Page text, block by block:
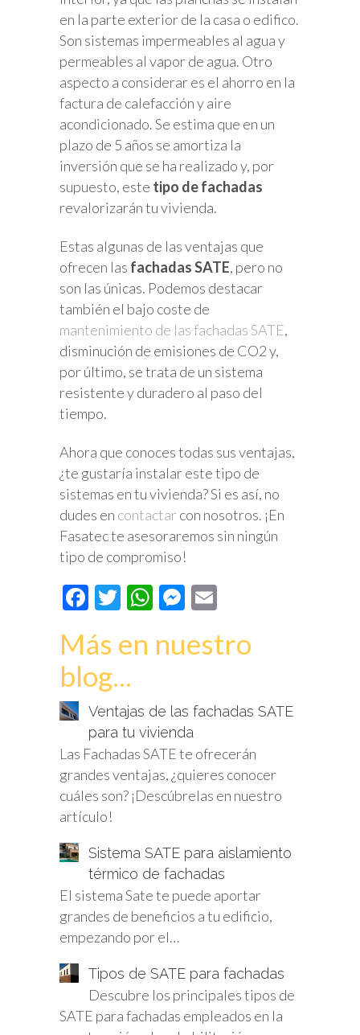
en la parte exterior de la casa o edifico.
Son sistemas impermeables al agua y
permeables al vapor de agua. Otro
aspecto a considerar es el ahorro en la
factura de calefacción y aire
acondicionado. Se estima que en un
plazo de 5 años se amortiza la
inversión que se ha realizado y, por
supuesto, este tipo de fachadas
revalorizarán tu vivienda.
Estas algunas de las ventajas que
ofrecen las fachadas SATE, pero no
son las únicas. Podemos destacar
también el bajo coste de
mantenimiento de las fachadas SATE,
disminución de emisiones de CO2 y,
por último, se trata de un sistema
resistente y duradero al paso del
tiempo.
Ahora que conoces todas sus ventajas,
¿te gustaría instalar este tipo de
sistemas en tu vivienda? Si es así, no
dudes en contactar con nosotros. ¡En
Fasatec te asesoraremos sin ningún
tipo de compromiso!
Facebook
Twitter
WhatsApp
Messenger
Más en nuestro
blog...
Ventajas de las fachadas SATE
para tu vivienda
Las Fachadas SATE te ofrecerán
grandes ventajas, ¿quieres conocer
cuáles son? ¡Descúbrelas en nuestro
artículo!
Sistema SATE para aislamiento
térmico de fachadas
El sistema Sate te puede aportar
grandes de beneficios a tu edificio,
empezando por el…
Tipos de SATE para fachadas
Descubre los principales tipos de
SATE para fachadas empleados en la